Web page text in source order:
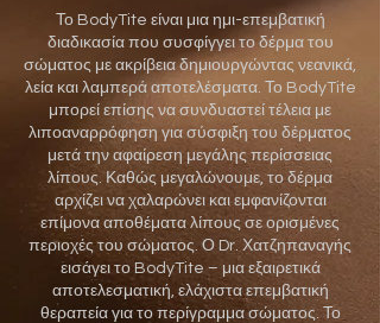
Το BodyTite είναι μια ημι-επεμβατική
διαδικασία που συσφίγγει το δέρμα του
σώματος με ακρίβεια δημιουργώντας νεανικά,
λεία και λαμπερά αποτελέσματα. Το BodyTite
μπορεί επίσης να συνδυαστεί τέλεια με
λιποαναρρόφηση για σύσφιξη του δέρματος
μετά την αφαίρεση μεγάλης περίσσειας
λίπους. Καθώς μεγαλώνουμε, το δέρμα
αρχίζει να χαλαρώνει και εμφανίζονται
επίμονα αποθέματα λίπους σε ορισμένες
περιοχές του σώματος. Ο Dr. Χατζηπαναγής
εισάγει το BodyTite – μια εξαιρετικά
αποτελεσματική, ελάχιστα επεμβατική
θεραπεία για το περίγραμμα σώματος. Το